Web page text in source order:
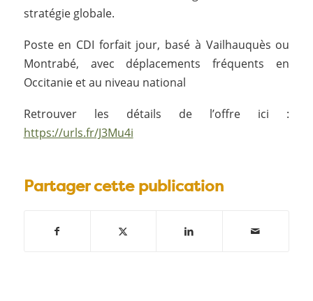
stratégie globale.
Poste en CDI forfait jour, basé à Vailhauquès ou
Montrabé, avec déplacements fréquents en
Occitanie et au niveau national
Retrouver les détails de l’offre ici :
https://urls.fr/J3Mu4i
Partager cette publication